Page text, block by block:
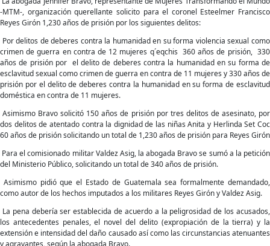
-MTM-, organización querellante solicito para el coronel Esteelmer Francisco
Reyes Girón 1,230 años de prisión por los siguientes delitos:
Por delitos de deberes contra la humanidad en su forma violencia sexual como
crimen de guerra en contra de 12 mujeres q´eqchis 360 años de prisión, 330
años de prisión por el delito de deberes contra la humanidad en su forma de
esclavitud sexual como crimen de guerra en contra de 11 mujeres y 330 años de
prisión por el delito de deberes contra la humanidad en su forma de esclavitud
doméstica en contra de 11 mujeres.
Asimismo Bravo solicitó 150 años de prisión por tres delitos de asesinato, por
dos delitos de atentado contra la dignidad de las niñas Anita y Herlinda Set Coc
60 años de prisión solicitando un total de 1,230 años de prisión para Reyes Girón
Para el comisionado militar Valdez Asig, la abogada Bravo se sumó a la petición
del Ministerio Público, solicitando un total de 340 años de prisión.
Asimismo pidió que el Estado de Guatemala sea formalmente demandado,
como autor de los hechos imputados a los militares Reyes Girón y Valdez Asig.
La pena debería ser establecida de acuerdo a la peligrosidad de los acusados,
los antecedentes penales, el novel del delito (expropiación de la tierra) y la
extensión e intensidad del daño causado así como las circunstancias atenuantes
y agravantes, según la abogada Bravo.